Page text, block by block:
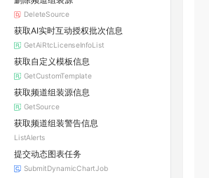
DeleteSource
获取AI实时互动授权批次信息
GetAiRtcLicenseInfoList
获取自定义模板信息
GetCustomTemplate
获取频道组装源信息
GetSource
获取频道组装警告信息
ListAlerts
提交动态图表任务
SubmitDynamicChartJob